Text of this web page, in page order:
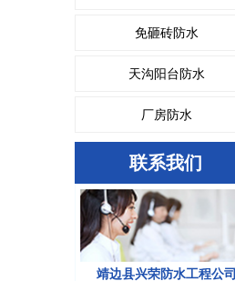
免砸砖防水
天沟阳台防水
厂房防水
联系我们
靖边县兴荣防水工程公司